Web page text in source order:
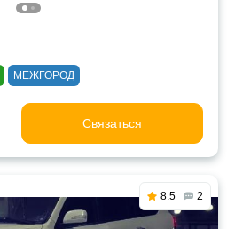
МЕЖГОРОД
Связаться
8.5 2